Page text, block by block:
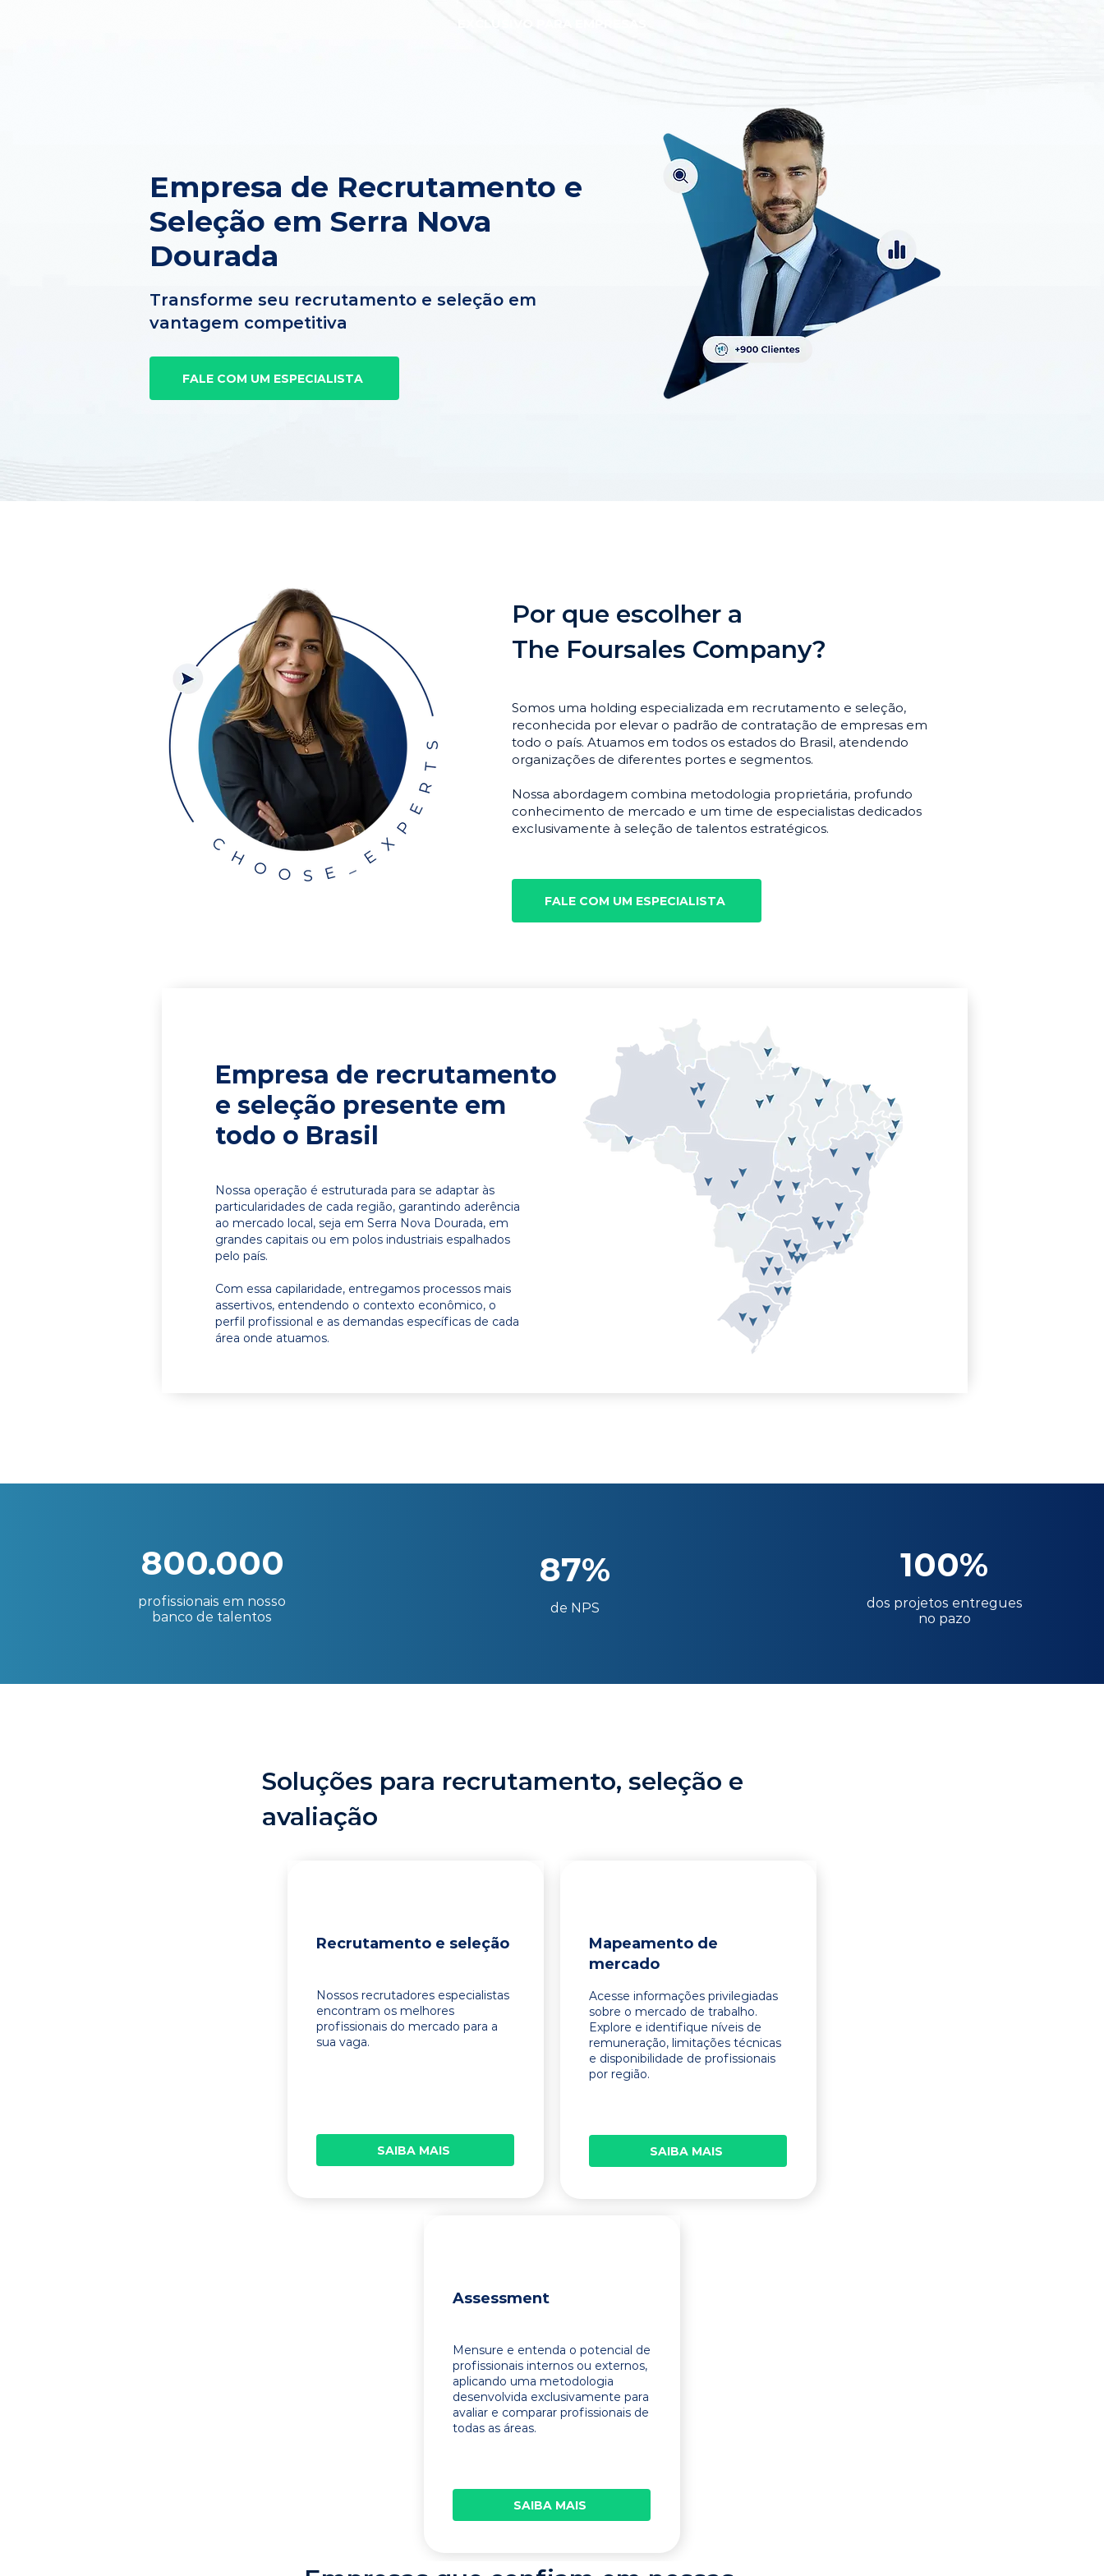
Empresa de Recrutamento e
Seleção em Serra Nova
Dourada
Transforme seu recrutamento e seleção em
vantagem competitiva
FALE COM UM ESPECIALISTA
Por que escolher a
The Foursales Company?
Somos uma holding especializada em recrutamento e seleção,
reconhecida por elevar o padrão de contratação de empresas em
todo o país. Atuamos em todos os estados do Brasil, atendendo
organizações de diferentes portes e segmentos.
Nossa abordagem combina metodologia proprietária, profundo
conhecimento de mercado e um time de especialistas dedicados
exclusivamente à seleção de talentos estratégicos.
FALE COM UM ESPECIALISTA
Empresa de recrutamento
e seleção presente em
todo o Brasil
Nossa operação é estruturada para se adaptar às
particularidades de cada região, garantindo aderência
ao mercado local, seja em Serra Nova Dourada, em
grandes capitais ou em polos industriais espalhados
pelo país.
Com essa capilaridade, entregamos processos mais
assertivos, entendendo o contexto econômico, o
perfil profissional e as demandas específicas de cada
área onde atuamos.
800.000
profissionais em nosso
banco de talentos
87%
de NPS
100%
dos projetos entregues
no pazo
Soluções para recrutamento, seleção e
avaliação
Recrutamento e seleção
Nossos recrutadores especialistas
encontram os melhores
profissionais do mercado para a
sua vaga.
SAIBA MAIS
Mapeamento de
mercado
Acesse informações privilegiadas
sobre o mercado de trabalho.
Explore e identifique níveis de
remuneração, limitações técnicas
e disponibilidade de profissionais
por região.
SAIBA MAIS
Assessment
Mensure e entenda o potencial de
profissionais internos ou externos,
aplicando uma metodologia
desenvolvida exclusivamente para
avaliar e comparar profissionais de
todas as áreas.
SAIBA MAIS